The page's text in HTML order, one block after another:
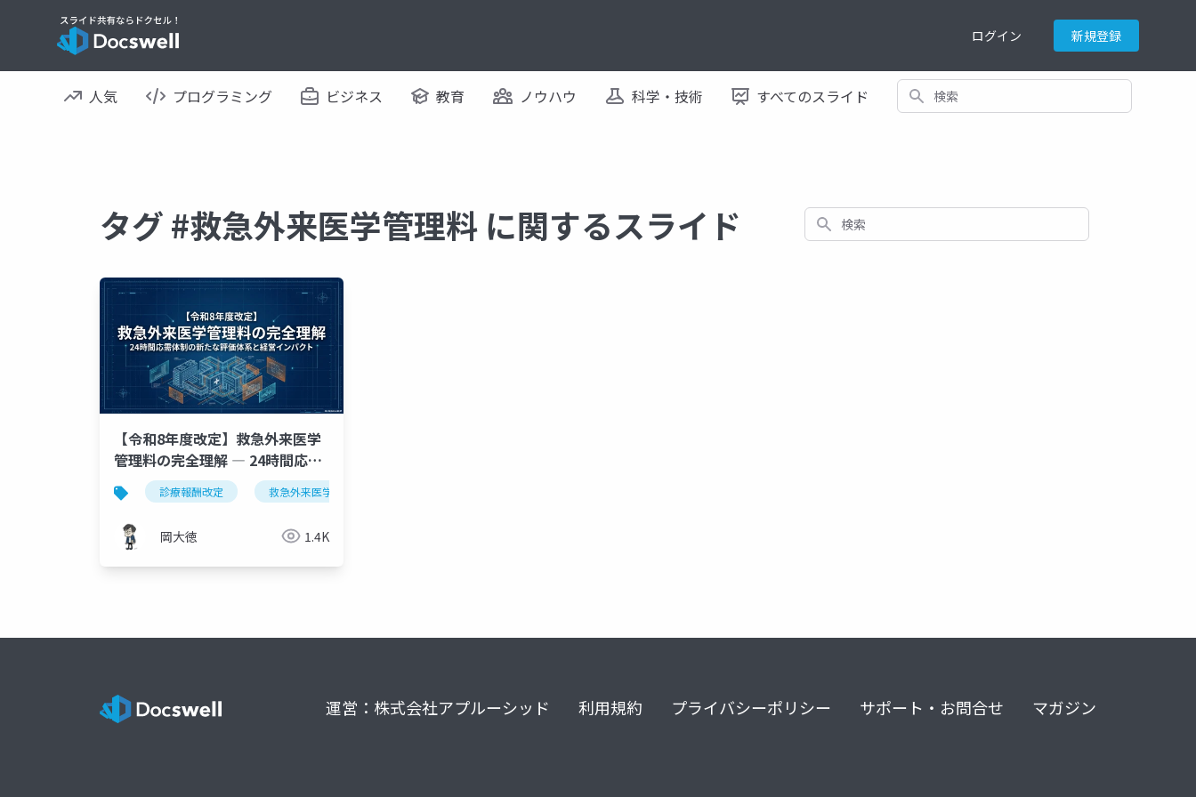
ログイン 新規登録
人気 プログラミング ビジネス 教育 ノウハウ 科学・技術 すべてのスライド 検索
タグ #救急外来医学管理料 に関するスライド 検索
【令和8年度改定】救急外来医学
管理料の完全理解 ― 24時間応需
体制の新評価体系と経営インパク
ト
診療報酬改定 救急外来医学管理料
岡大徳 1.4K
運営：株式会社アプルーシッド 利用規約 プライバシーポリシー サポート・お問合せ マガジン